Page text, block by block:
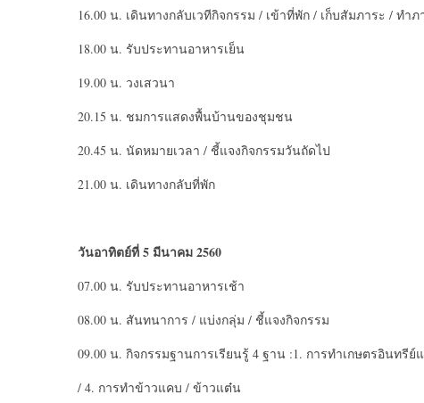
16.00 น. เดินทางกลับเวทีกิจกรรม / เข้าที่พัก / เก็บสัมภาระ / ทำ
18.00 น. รับประทานอาหารเย็น
19.00 น. วงเสวนา
20.15 น. ชมการแสดงพื้นบ้านของชุมชน
20.45 น. นัดหมายเวลา / ชี้แจงกิจกรรมวันถัดไป
21.00 น. เดินทางกลับที่พัก
วันอาทิตย์ที่ 5 มีนาคม 2560
07.00 น. รับประทานอาหารเช้า
08.00 น. สันทนาการ / แบ่งกลุ่ม / ชี้แจงกิจกรรม
09.00 น. กิจกรรมฐานการเรียนรู้ 4 ฐาน :1. การทำเกษตรอินทรี
/ 4. การทำข้าวแคบ / ข้าวแต๋น